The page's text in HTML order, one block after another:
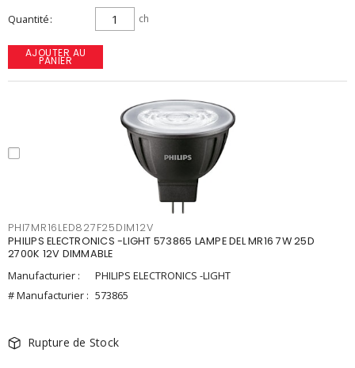
Quantité ch
AJOUTER AU
PANIER
PHI7MR16LED827F25DIM12V
PHILIPS ELECTRONICS -LIGHT 573865 LAMPE DEL MR16 7W 25D
2700K 12V DIMMABLE
Manufacturier :
PHILIPS ELECTRONICS -LIGHT
# Manufacturier : 573865
Rupture de Stock